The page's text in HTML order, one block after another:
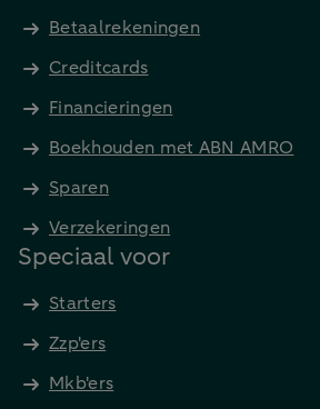
Betaalrekeningen
Creditcards
Financieringen
Boekhouden met ABN AMRO
Sparen
Verzekeringen
Speciaal voor
Starters
Zzp'ers
Mkb'ers